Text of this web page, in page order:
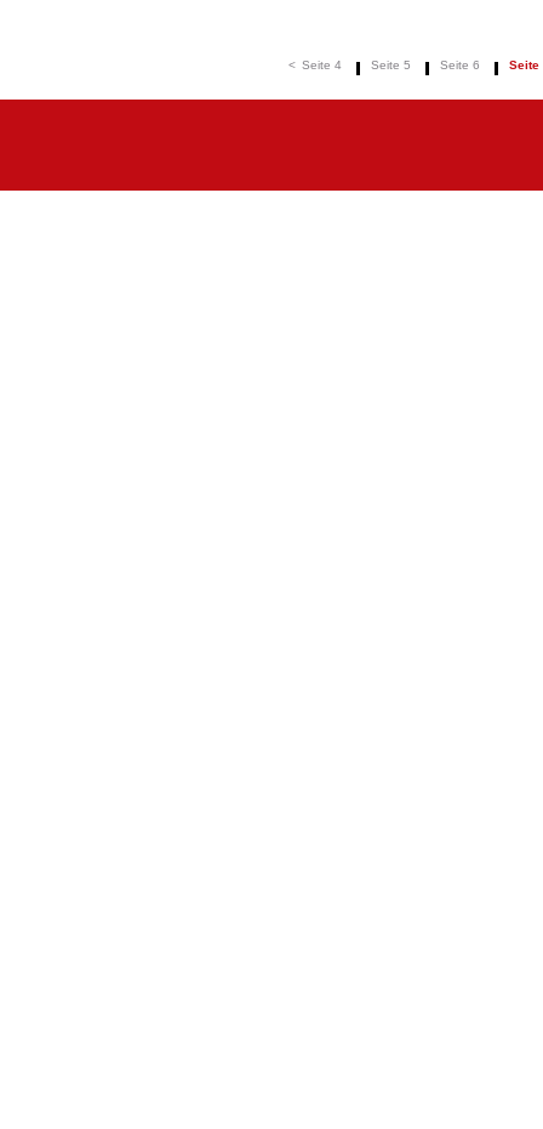
< Seite 4 Seite 5 Seite 6 Seite